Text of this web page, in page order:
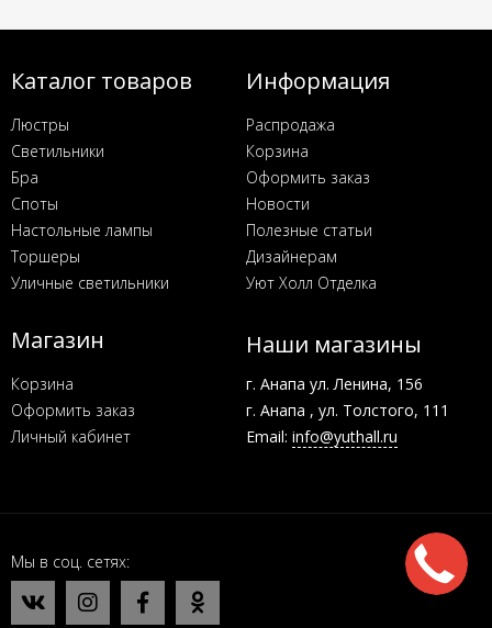
Каталог товаров
Люстры
Светильники
Бра
Споты
Настольные лампы
Торшеры
Уличные светильники
Информация
Распродажа
Корзина
Оформить заказ
Новости
Полезные статьи
Дизайнерам
Уют Холл Отделка
Магазин
Корзина
Оформить заказ
Личный кабинет
Наши магазины
г. Анапа ул. Ленина, 156
г. Анапа , ул. Толстого, 111
Email: info@yuthall.ru
Мы в соц. сетях